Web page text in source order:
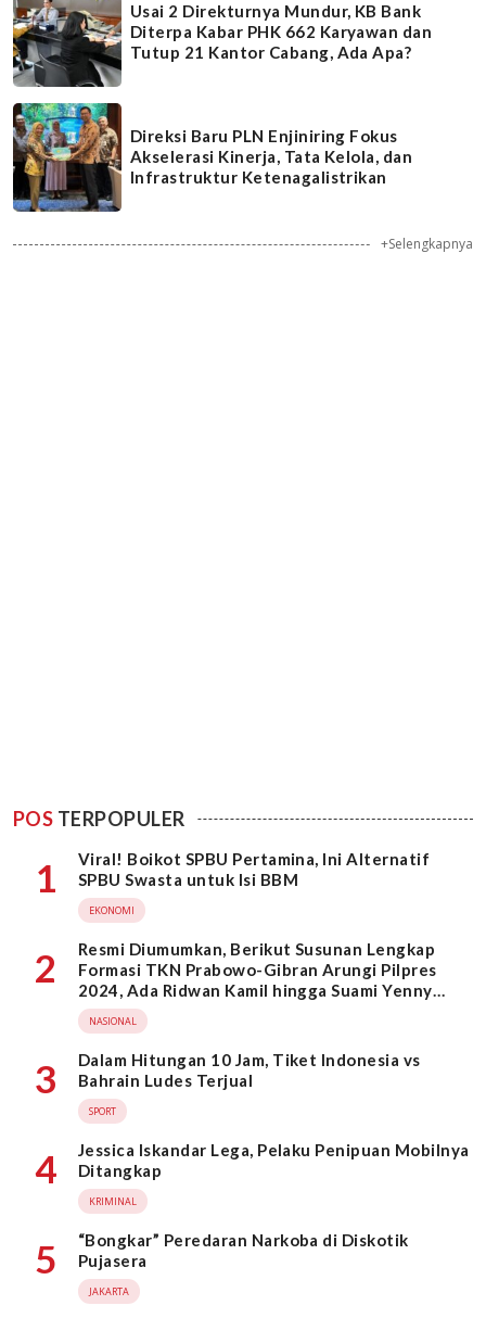
Usai 2 Direkturnya Mundur, KB Bank
Diterpa Kabar PHK 662 Karyawan dan
Tutup 21 Kantor Cabang, Ada Apa?
Direksi Baru PLN Enjiniring Fokus
Akselerasi Kinerja, Tata Kelola, dan
Infrastruktur Ketenagalistrikan
+Selengkapnya
POS TERPOPULER
1
Viral! Boikot SPBU Pertamina, Ini Alternatif
SPBU Swasta untuk Isi BBM
EKONOMI
2
Resmi Diumumkan, Berikut Susunan Lengkap
Formasi TKN Prabowo-Gibran Arungi Pilpres
2024, Ada Ridwan Kamil hingga Suami Yenny
Wahid
NASIONAL
3
Dalam Hitungan 10 Jam, Tiket Indonesia vs
Bahrain Ludes Terjual
SPORT
4
Jessica Iskandar Lega, Pelaku Penipuan Mobilnya
Ditangkap
KRIMINAL
5
“Bongkar” Peredaran Narkoba di Diskotik
Pujasera
JAKARTA